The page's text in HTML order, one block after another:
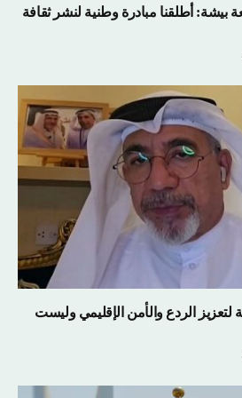
بيشة: أطلقنا مبادرة وطنية لنشر ثقافة
الردع والأمن الإقليمي وليست